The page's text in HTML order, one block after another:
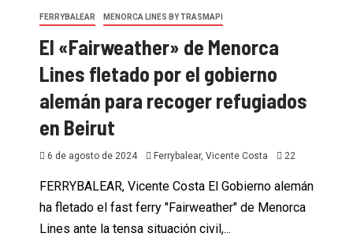
FERRYBALEAR MENORCA LINES BY TRASMAPI
El «Fairweather» de Menorca
Lines fletado por el gobierno
alemán para recoger refugiados
en Beirut
6 de agosto de 2024 Ferrybalear, Vicente Costa 22
FERRYBALEAR, Vicente Costa El Gobierno alemán
ha fletado el fast ferry "Fairweather" de Menorca
Lines ante la tensa situación civil,...